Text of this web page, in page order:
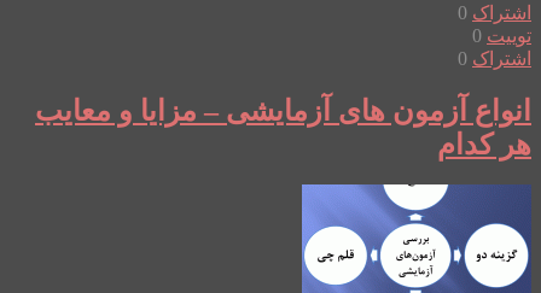
اشتراک 0
توییت 0
اشتراک 0
انواع آزمون های آزمایشی – مزایا و معایب
هر کدام